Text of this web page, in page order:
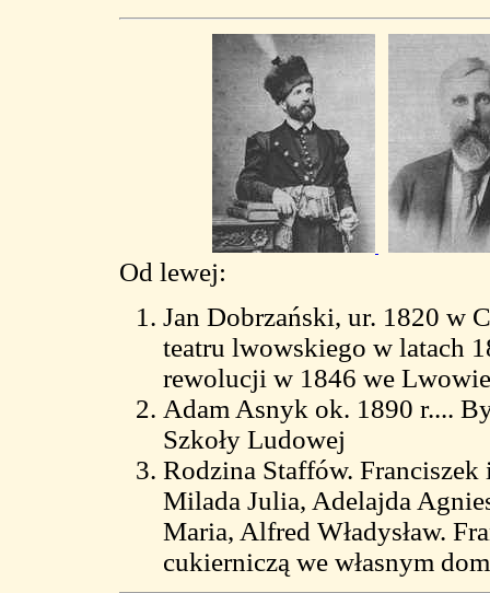
Od lewej:
Jan Dobrzański, ur. 1820 w
teatru lwowskiego w latach
rewolucji w 1846 we Lwowie
Adam Asnyk ok. 1890 r....
Szkoły Ludowej
Rodzina Staffów.
Milada Julia, Adelajda
Maria, Alfred Władysław.
cukierniczą we własnym